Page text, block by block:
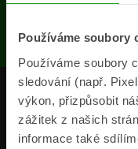
Používáme soubory
Používáme soubory
sledování (např.
výkon, přizpůsobit
zážitek z našich
informace také
Produkty
Pojišťovny